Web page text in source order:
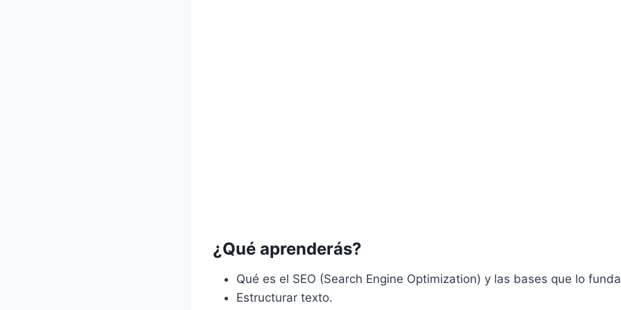
¿Qué aprenderás?
Qué es el SEO (Search Engine Optimization) y las bases que lo
Estructurar texto.